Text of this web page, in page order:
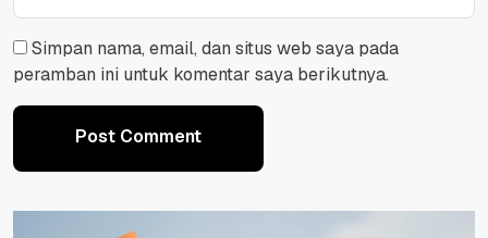
Simpan nama, email, dan situs web saya pada
peramban ini untuk komentar saya berikutnya.
Post Comment